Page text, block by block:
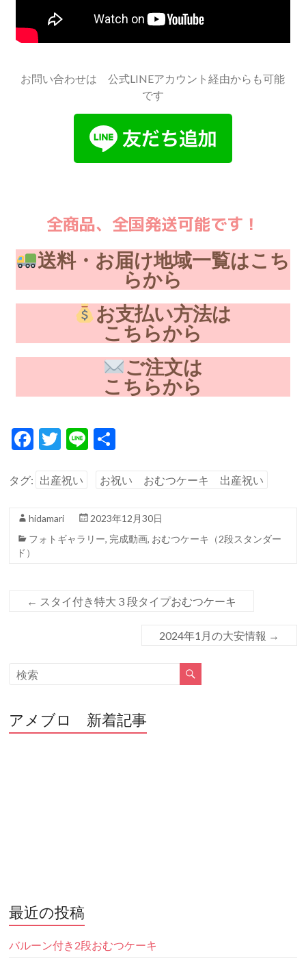
お問い合わせは 公式LINEアカウント経由からも可能
です
全商品、全国発送可能です！
送料・お届け地域一覧はこち
らから
お支払い方法は
こちらから
ご注文は
こちらから
F
e
o
o
T
itt
Li
タグ: 出産祝い お祝い おむつケーキ 出産祝い
hidamari
2023年12月30日
フォトギャラリー, 完成動画, おむつケーキ（2段スタンダー
ド）
← スタイ付き特大３段タイプおむつケーキ
2024年1月の大安情報 →
アメブロ 新着記事
最近の投稿
バルーン付き2段おむつケーキ